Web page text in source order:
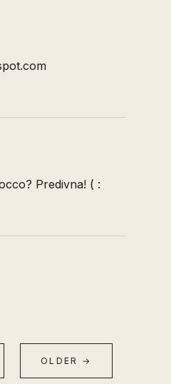
Predivna! ( :
OLDER →